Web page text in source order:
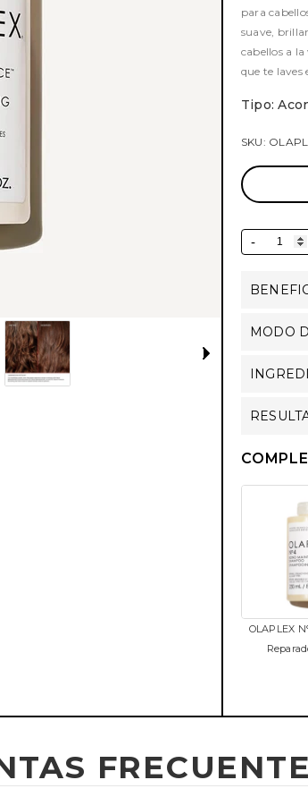
para
suave,
cabellos a la
que te laves
Tipo:
SKU:
-
MODO
OLAPLEX